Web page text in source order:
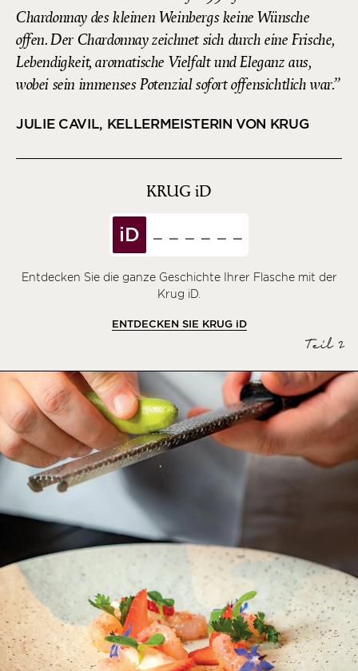
Chardonnay des kleinen Weinbergs keine Wünsche
offen. Der Chardonnay zeichnet sich durch eine Frische,
Lebendigkeit, aromatische Vielfalt und Eleganz aus,
wobei sein immenses Potenzial sofort offensichtlich war.
JULIE CAVIL, KELLERMEISTERIN VON KRUG
KRUG iD
iD
Entdecken Sie die ganze Geschichte Ihrer Flasche mit der
Krug iD.
ENTDECKEN SIE KRUG iD
Teil 2